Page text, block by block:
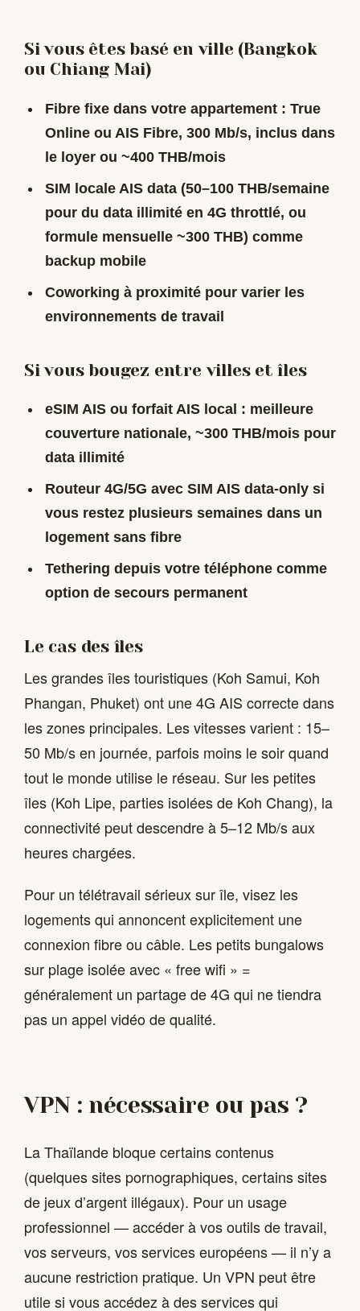
Si vous êtes basé en ville (Bangkok
ou Chiang Mai)
Fibre fixe dans votre appartement : True
Online ou AIS Fibre, 300 Mb/s, inclus dans
le loyer ou ~400 THB/mois
SIM locale AIS data (50–100 THB/semaine
pour du data illimité en 4G throttlé, ou
formule mensuelle ~300 THB) comme
backup mobile
Coworking à proximité pour varier les
environnements de travail
Si vous bougez entre villes et îles
eSIM AIS ou forfait AIS local : meilleure
couverture nationale, ~300 THB/mois pour
data illimité
Routeur 4G/5G avec SIM AIS data-only si
vous restez plusieurs semaines dans un
logement sans fibre
Tethering depuis votre téléphone comme
option de secours permanent
Le cas des îles
Les grandes îles touristiques (Koh Samui, Koh
Phangan, Phuket) ont une 4G AIS correcte dans
les zones principales. Les vitesses varient : 15–
50 Mb/s en journée, parfois moins le soir quand
tout le monde utilise le réseau. Sur les petites
îles (Koh Lipe, parties isolées de Koh Chang), la
connectivité peut descendre à 5–12 Mb/s aux
heures chargées.
Pour un télétravail sérieux sur île, visez les
logements qui annoncent explicitement une
connexion fibre ou câble. Les petits bungalows
sur plage isolée avec « free wifi » =
généralement un partage de 4G qui ne tiendra
pas un appel vidéo de qualité.
VPN : nécessaire ou pas ?
La Thaïlande bloque certains contenus
(quelques sites pornographiques, certains sites
de jeux d’argent illégaux). Pour un usage
professionnel — accéder à vos outils de travail,
vos serveurs, vos services européens — il n’y a
aucune restriction pratique. Un VPN peut être
utile si vous accédez à des services qui